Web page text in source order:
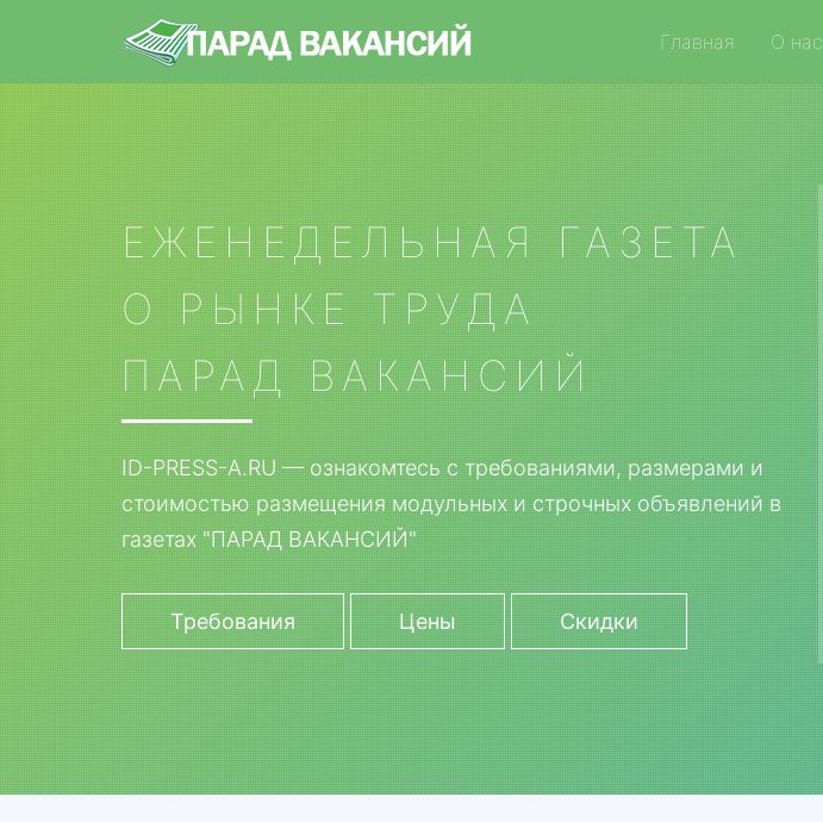
Главная О нас
ЕЖЕНЕДЕЛЬНАЯ ГАЗЕТА
О РЫНКЕ ТРУДА
ПАРАД ВАКАНСИЙ
ID-PRESS-A.RU — ознакомтесь с требованиями, размерами и
стоимостью размещения модульных и строчных объявлений в
газетах "ПАРАД ВАКАНСИЙ"
Требования Цены Скидки